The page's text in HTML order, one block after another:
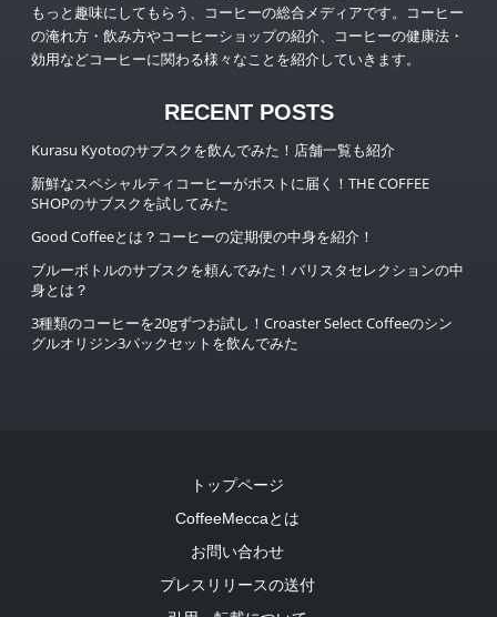
もっと趣味にしてもらう、コーヒーの総合メディアです。コーヒー
の淹れ方・飲み方やコーヒーショップの紹介、コーヒーの健康法・
効用などコーヒーに関わる様々なことを紹介していきます。
RECENT POSTS
Kurasu Kyotoのサブスクを飲んでみた！店舗一覧も紹介
新鮮なスペシャルティコーヒーがポストに届く！THE COFFEE
SHOPのサブスクを試してみた
Good Coffeeとは？コーヒーの定期便の中身を紹介！
ブルーボトルのサブスクを頼んでみた！バリスタセレクションの中
身とは？
3種類のコーヒーを20gずつお試し！Croaster Select Coffeeのシン
グルオリジン3パックセットを飲んでみた
トップページ
CoffeeMeccaとは
お問い合わせ
プレスリリースの送付